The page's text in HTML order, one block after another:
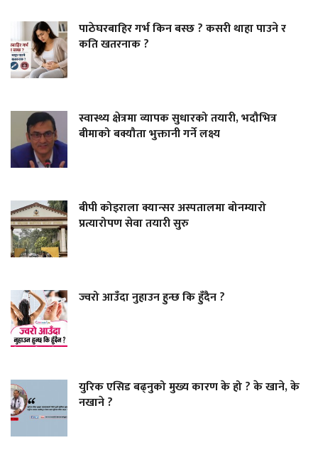
पाठेघरबाहिर गर्भ किन बस्छ ? कसरी थाहा पाउने र
कति खतरनाक ?
स्वास्थ्य क्षेत्रमा व्यापक सुधारको तयारी, भदौभित्र
बीमाको बक्यौता भुक्तानी गर्ने लक्ष्य
बीपी कोइराला क्यान्सर अस्पतालमा बोनम्यारो
प्रत्यारोपण सेवा तयारी सुरु
ज्वरो आउँदा नुहाउन हुन्छ कि हुँदैन ?
युरिक एसिड बढ्नुको मुख्य कारण के हो ? के खाने, के
नखाने ?